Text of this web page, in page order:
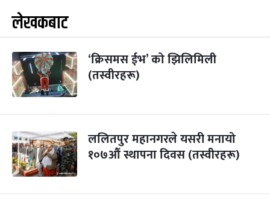
लेखकबाट
‘क्रिसमस ईभ’ को झिलिमिली
(तस्वीरहरू)
ललितपुर महानगरले यसरी मनायो
१०७औं स्थापना दिवस (तस्वीरहरू)